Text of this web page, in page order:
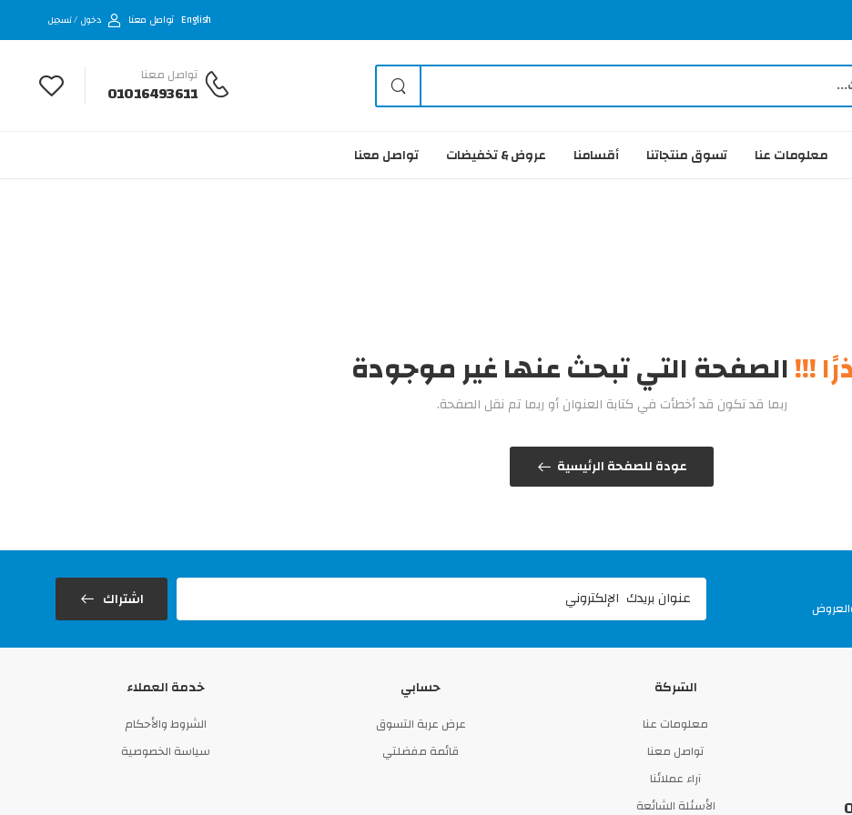
English تواصل معنا دخول / تسجيل
تواصل معنا
01016493611
معلومات عنا تسوق منتجاتنا أقسامنا عروض & تخفيضات تواصل معنا
!!!الصفحة التي تبحث عنها غير موجودة
ربما قد تكون قد أخطأت في كتابة العنوان أو ربما تم نقل الصفحة.
عودة للصفحة الرئيسية
اشتراك
الشركة
معلومات عنا
تواصل معنا
آراء عملائنا
الأسئلة الشائعة
حسابي
عرض عربة التسوق
قائمة مفضلتي
خدمة العملاء
الشروط والأحكام
سياسة الخصوصية